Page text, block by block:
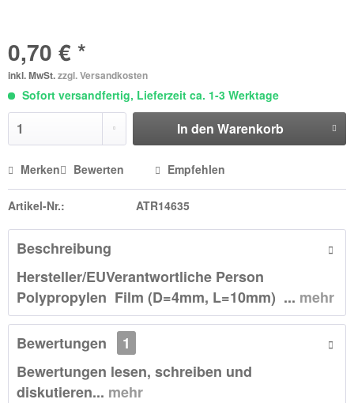
0,70 € *
inkl. MwSt.zzgl. Versandkosten
Sofort versandfertig, Lieferzeit ca. 1-3 Werktage
In den Warenkorb
Merken Bewerten Empfehlen
Artikel-Nr.: ATR14635
Beschreibung
Hersteller/EUVerantwortliche Person
Polypropylen Film (D=4mm, L=10mm) ... mehr
Bewertungen
1
Bewertungen lesen, schreiben und
diskutieren... mehr